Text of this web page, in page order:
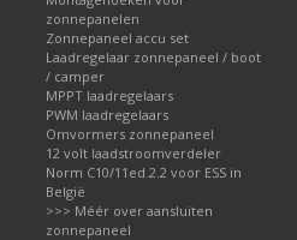
zonnepanelen
Zonnepaneel accu set
Laadregelaar zonnepaneel / boot
/ camper
MPPT laadregelaars
PWM laadregelaars
Omvormers zonnepaneel
12 volt laadstroomverdeler
Norm C10/11ed.2.2 voor ESS in
België
>>> Méér over aansluiten
zonnepaneel